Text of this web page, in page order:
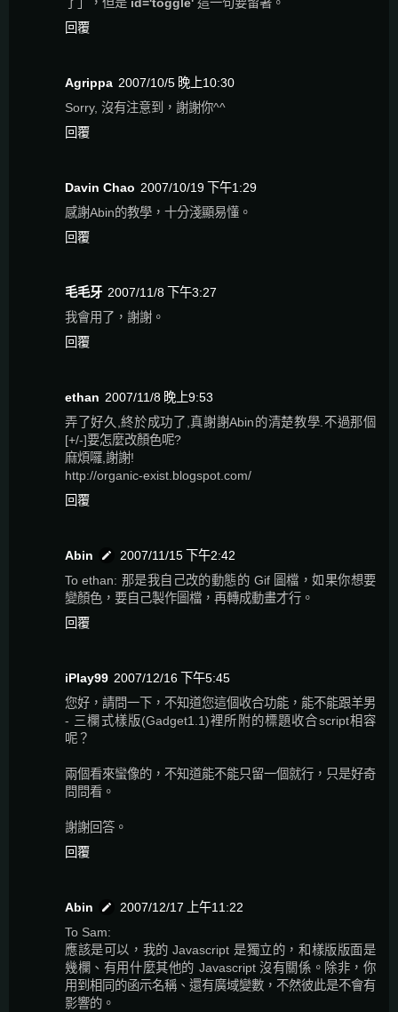
回覆
Agrippa 2007/10/5 晚上10:30
Sorry, 沒有注意到，謝謝你^^
回覆
Davin Chao 2007/10/19 下午1:29
感謝Abin的教學，十分淺顯易懂。
回覆
毛毛牙 2007/11/8 下午3:27
我會用了，謝謝。
回覆
ethan 2007/11/8 晚上9:53
弄了好久,終於成功了,真謝謝Abin的清楚教學.不過那個
[+/-]要怎麼改顏色呢?
麻煩囉,謝謝!
http://organic-exist.blogspot.com/
回覆
Abin
2007/11/15 下午2:42
To ethan: 那是我自己改的動態的 Gif 圖檔，如果你想要
變顏色，要自己製作圖檔，再轉成動畫才行。
回覆
iPlay99 2007/12/16 下午5:45
您好，請問一下，不知道您這個收合功能，能不能跟羊男
- 三欄式樣版(Gadget1.1)裡所附的標題收合script相容
呢？
兩個看來蠻像的，不知道能不能只留一個就行，只是好奇
問問看。
謝謝回答。
回覆
Abin
2007/12/17 上午11:22
To Sam:
應該是可以，我的 Javascript 是獨立的，和樣版版面是
幾欄、有用什麼其他的 Javascript 沒有關係。除非，你
用到相同的函示名稱、還有廣域變數，不然彼此是不會有
影響的。